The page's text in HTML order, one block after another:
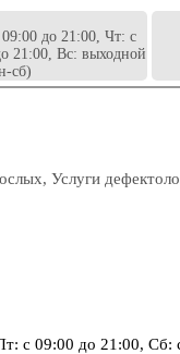
до 21:00, Чт: с
21:00, Вс: выходной
сб)
Услуги
09:00 до 21:00, Сб: